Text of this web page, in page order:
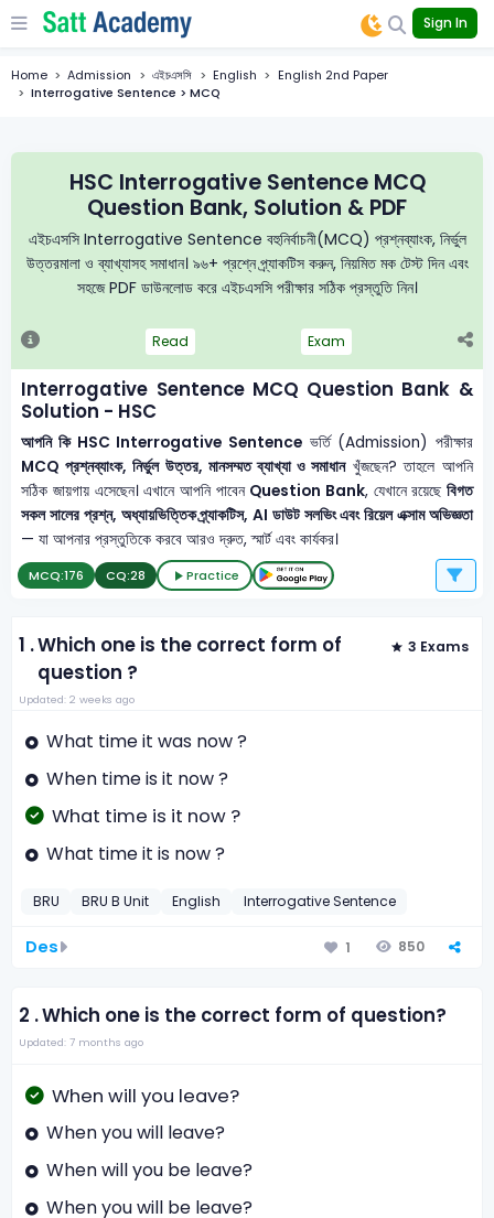
Sign In
Home Admission এইচএসসি English
English 2nd Paper
Interrogative Sentence > MCQ
HSC Interrogative Sentence MCQ
Question Bank, Solution & PDF
এইচএসসি Interrogative Sentence বহুনির্বাচনী(MCQ) প্রশ্নব্যাংক, নির্ভুল
উত্তরমালা ও ব্যাখ্যাসহ সমাধান। ৯৬+ প্রশ্নে প্র্যাকটিস করুন, নিয়মিত মক টেস্ট দিন এবং
সহজে PDF ডাউনলোড করে এইচএসসি পরীক্ষার সঠিক প্রস্তুতি নিন।
Read Exam
Interrogative Sentence MCQ Question Bank &
Solution - HSC
আপনি কি HSC Interrogative Sentenceভর্তি (Admission) পরীক্ষার
MCQ প্রশ্নব্যাংক, নির্ভুল উত্তর, মানসম্মত ব্যাখ্যা ও সমাধানখুঁজছেন? তাহলে আপনি
সঠিক জায়গায় এসেছেন। এখানে আপনি পাবেন Question Bank, যেখানে রয়েছে বিগত
সকল সালের প্রশ্ন, অধ্যায়ভিত্তিক প্র্যাকটিস, AI ডাউট সলভিং এবং রিয়েল এক্সাম অভিজ্ঞতা
— যা আপনার প্রস্তুতিকে করবে আরও দ্রুত, স্মার্ট এবং কার্যকর।
MCQ:176 CQ:28 Practice
1 .Which one is the correct form of
question ?
3 Exams
Updated: 2 weeks ago
What time it was now ?
When time is it now ?
What time is it now ?
What time it is now ?
BRU BRU B Unit English Interrogative Sentence
Des 1 850
2 .Which one is the correct form of question?
Updated: 7 months ago
When will you leave?
When you will leave?
When will you be leave?
When you will be leave?